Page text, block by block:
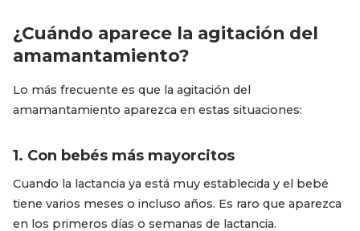
¿Cuándo aparece la agitación del
amamantamiento?
Lo más frecuente es que la agitación del
amamantamiento aparezca en estas situaciones:
1. Con bebés más mayorcitos
Cuando la lactancia ya está muy establecida y el bebé
tiene varios meses o incluso años. Es raro que aparezca
en los primeros días o semanas de lactancia.